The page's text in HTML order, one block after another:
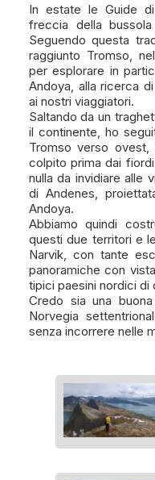
In estate le Guide
freccia della
Seguendo questa
raggiunto Tromso,
per esplorare in
Andoya, alla ricerca
ai nostri viaggiatori.
Saltando da un
il continente, ho
Tromso verso
colpito prima dai
nulla da invidiare alle
di Andenes,
Andoya.
Abbiamo quindi
questi due territori e
Narvik, con tante
panoramiche con
tipici paesini nordici di
Credo sia una
Norvegia
senza incorrere nelle